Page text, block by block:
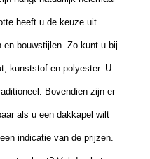
heeft u de keuzeuit
en bouwstijlen. Zo kunt u bij
kunststof en polyester. U
Bovendien zijn er
als u een dakkapel wilt
indicatie van de prijzen.